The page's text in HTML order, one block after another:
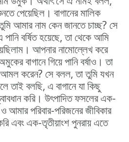
পেয়েছিল। বাগানের মালিক
আমার নাম কেন জানতে চাচ্ছ? সে
বর্ষিত হয়েছে, তা থেকে আমি
আপনার নামোল্লেখ করে
বাগানে গিয়ে পানি বর্ষাও। তা
করেন? সে বলল, তা তুমি যখন
তাই বলছি, এ বাগানে যা কিছু
করি। উৎপাদিত ফসলের এক-
আমার পরিবার-পরিজনের জীবিকার
এবং এক-তৃতীয়াংশ পুনরায় এতে